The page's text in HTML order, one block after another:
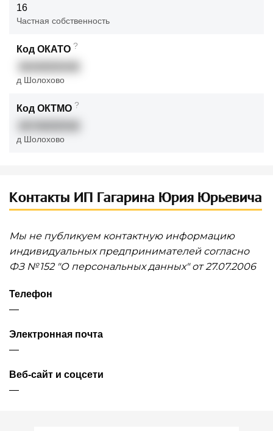
16
Частная собственность
Код ОКАТО ?
д Шолохово
Код ОКТМО ?
д Шолохово
Контакты ИП Гагарина Юрия Юрьевича
Мы не публикуем контактную информацию
индивидуальных предпринимателей согласно
ФЗ № 152 "О персональных данных" от 27.07.2006
Телефон
—
Электронная почта
—
Веб-сайт и соцсети
—